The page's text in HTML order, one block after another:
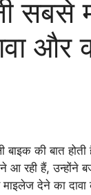
सबसे
और
बाइक की बात
आ रही हैं,
माइलेज देने का